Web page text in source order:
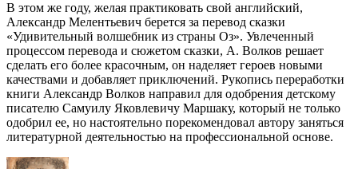
В этом же году, желая практиковать свой английский,
Александр Мелентьевич берется за перевод сказки
«Удивительный волшебник из страны Оз». Увлеченный
процессом перевода и сюжетом сказки, А. Волков решает
сделать его более красочным, он наделяет героев новыми
качествами и добавляет приключений. Рукопись переработки
книги Александр Волков направил для одобрения детскому
писателю Самуилу Яковлевичу Маршаку, который не только
одобрил ее, но настоятельно порекомендовал автору заняться
литературной деятельностью на профессиональной основе.